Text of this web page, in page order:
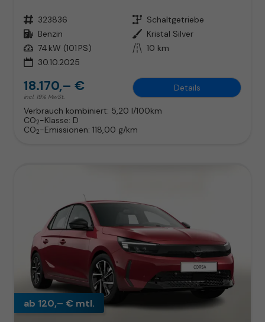
Fahrzeugnr. 323836 Getriebe Schaltgetriebe
Kraftstoff Benzin Außenfarbe Kristal Silver
Leistung 74 kW (101 PS) Kilometerstand 10 km
30.10.2025
18.170,– €
incl. 19% MwSt.
Details
Verbrauch kombiniert: 5,20 l/100km
CO2-Klasse: D
CO2-Emissionen: 118,00 g/km
ab 120,– € mtl.